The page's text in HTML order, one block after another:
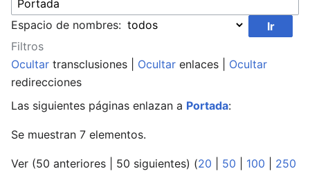
Espacio de nombres:
Filtros
Ocultar transclusiones | Ocultar enlaces | Ocultar
redirecciones
Las siguientes páginas enlazan a Portada:
Se muestran 7 elementos.
Ver (50 anteriores | 50 siguientes) (20 50 100
250